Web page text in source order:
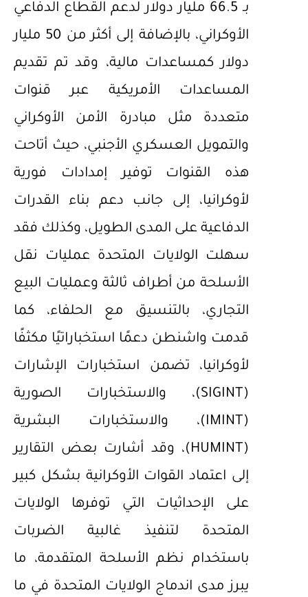
بـ 66.5 مليار دولار لدعم القطاع الدفاعي
الأوكراني، بالإضافة إلى أكثر من 50 مليار
دولار كمساعدات مالية، وقد تم تقديم
المساعدات الأمريكية عبر قنوات
متعددة مثل مبادرة الأمن الأوكراني
والتمويل العسكري الأجنبي، حيث أتاحت
هذه القنوات توفير إمدادات فورية
لأوكرانيا، إلى جانب دعم بناء القدرات
الدفاعية على المدى الطويل، وكذلك فقد
سهلت الولايات المتحدة عمليات نقل
الأسلحة من أطراف ثالثة وعمليات البيع
التجاري، بالتنسيق مع الحلفاء، كما
قدمت واشنطن دعمًا استخباراتيًا مكثفًا
لأوكرانيا، تضمن استخبارات الإشارات
(SIGINT)، والاستخبارات الصورية
(IMINT)، والاستخبارات البشرية
(HUMINT)، وقد أشارت بعض التقارير
إلى اعتماد القوات الأوكرانية بشكل كبير
على الإحداثيات التي توفرها الولايات
المتحدة لتنفيذ غالبية الضربات
باستخدام نظم الأسلحة المتقدمة، ما
يبرز مدى اندماج الولايات المتحدة في ما